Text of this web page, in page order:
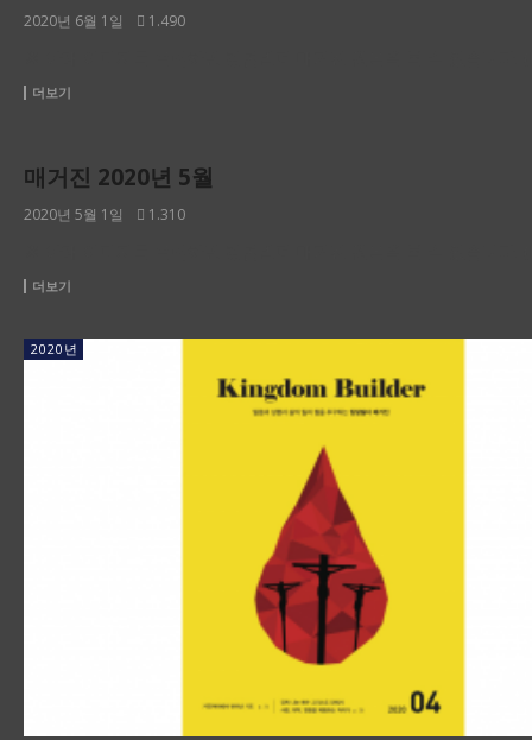
2020년 6월 1일 1.490
더보기
매거진 2020년 5월
2020년 5월 1일 1.310
더보기
2020년